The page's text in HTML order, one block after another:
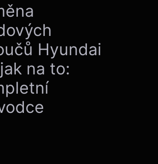
Hyundai
na to: